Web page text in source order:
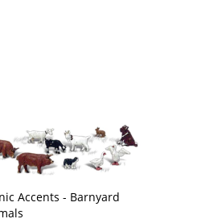
Accents - Barnyard